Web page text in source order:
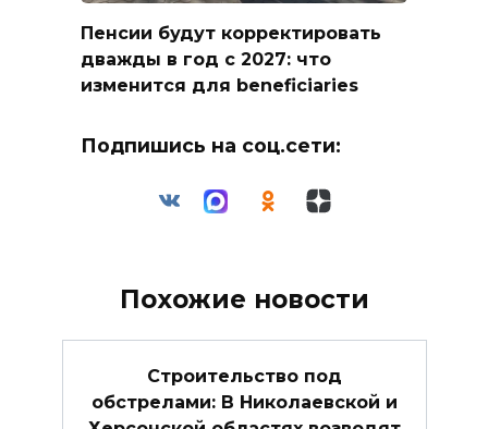
Пенсии будут корректировать
дважды в год с 2027: что
изменится для beneficiaries
Подпишись на соц.сети:
Похожие новости
Строительство под
обстрелами: В Николаевской и